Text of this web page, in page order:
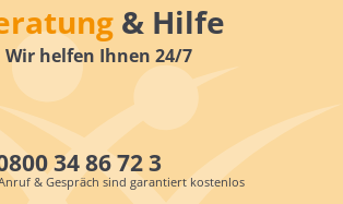
& Hilfe
Wir helfen Ihnen 24/7
34 86 72 3
& Gespräch sind garantiert kostenlos